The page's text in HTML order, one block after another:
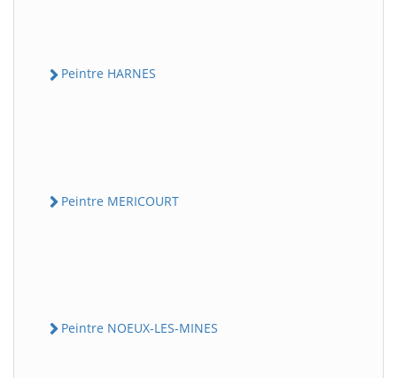
Peintre HARNES
Peintre MERICOURT
Peintre NOEUX-LES-MINES